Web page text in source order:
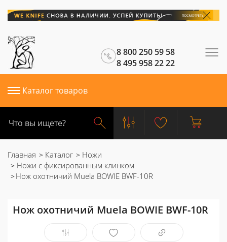
8 800 250 59 58
8 495 958 22 22
Каталог товаров
Главная Каталог
Ножи
Ножи с фиксированным клинком
Нож охотничий Muela BOWIE BWF-10R
Нож охотничий Muela BOWIE BWF-10R